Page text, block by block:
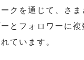
クを通じて、さま
とフォロワーに複
ています。